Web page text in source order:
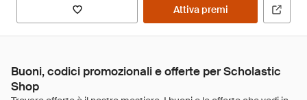
Attiva premi
Buoni, codici promozionali e offerte per Scholastic
Shop